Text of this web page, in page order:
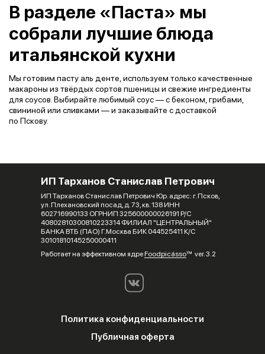
В разделе «Паста» мы
собрали лучшие блюда
итальянской кухни
Мы готовим пасту аль денте, используем только качественные
макароны из твёрдых сортов пшеницы и свежие ингредиенты
для соусов. Выбирайте любимый соус — с беконом, грибами,
свининой или сливками — и заказывайте с доставкой
по Пскову.
ИП Тарханов Станислав Петрович
ИП Тарханов Станислав Петрович Юр. адрес: г. Псков,
ул. Плехановский посад, д. 73, кв. 138 ИНН
602716990133 ОГРНИП 325600000026191 Р/С
40802810300810223314 ФИЛИАЛ "ЦЕНТРАЛЬНЫЙ"
БАНКА ВТБ (ПАО) Г.Москва БИК 044525411 К/С
30101810145250000411
Работает на эффективном ядреFoodpicássover. 3.2
Политика конфиденциальности
Публичная оферта